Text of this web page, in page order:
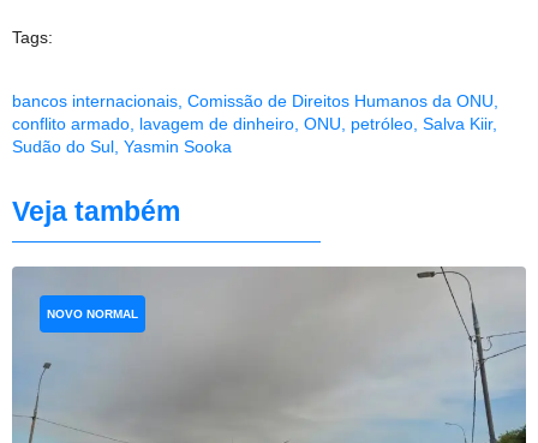
Tags:
bancos internacionais, Comissão de Direitos Humanos da ONU,
conflito armado, lavagem de dinheiro, ONU, petróleo, Salva Kiir,
Sudão do Sul, Yasmin Sooka
Veja também
NOVO NORMAL